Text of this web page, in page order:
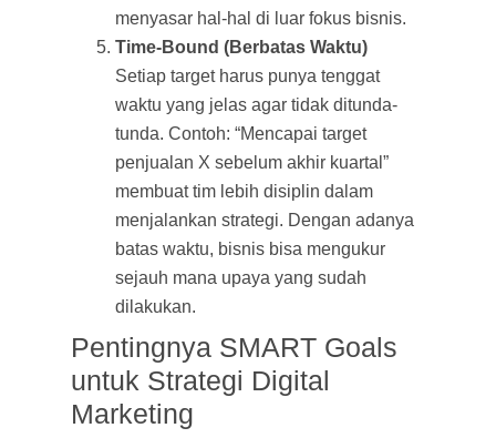
menyasar hal-hal di luar fokus bisnis.
Time-Bound (Berbatas Waktu)
Setiap target harus punya tenggat
waktu yang jelas agar tidak ditunda-
tunda. Contoh: “Mencapai target
penjualan X sebelum akhir kuartal”
membuat tim lebih disiplin dalam
menjalankan strategi. Dengan adanya
batas waktu, bisnis bisa mengukur
sejauh mana upaya yang sudah
dilakukan.
Pentingnya SMART Goals
untuk Strategi Digital
Marketing